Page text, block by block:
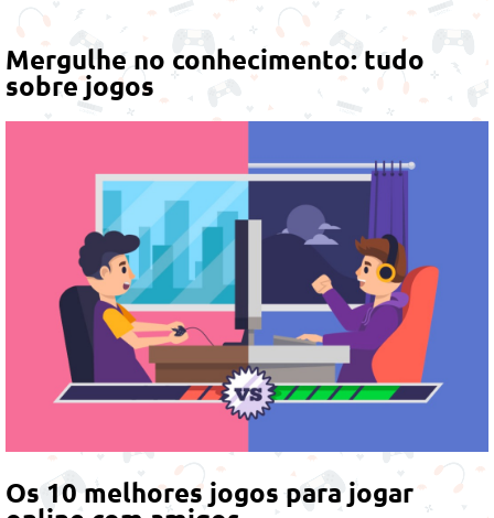
Mergulhe no conhecimento: tudo
sobre jogos
Os 10 melhores jogos para jogar